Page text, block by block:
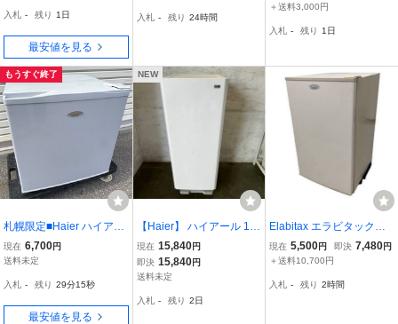
動作確認済み チェストフ
リーザー
入札 - 残り 1日
最安値を見る
作保証 家庭用 清掃済み
入札 - 残り 24時間
業務用 縦型 セカンド冷凍
＋送料3,000円
入札 - 残り 1日
もうすぐ終了
札幌限定■Haier ハイアー
ル 冷凍庫 JF-U40A 冷凍
ストッカー 前開き式 38L
現在 6,700円
送料未定
入札 - 残り 29分14秒
最安値を見る
NEW
【Haier】 ハイアール 1ド
ア 電気冷凍庫 JF-NUF13
2G 2018年製 132L ホワ
イト キッチン家電 生活家
現在 15,840円
即決 15,840円
送料未定
入札 - 残り 2日
Elabitax エラビタックス
ECF-103 100L 4段引き出
し 冷凍庫 中古 楽Z11425
現在 5,500円 即決 7,480円
＋送料10,700円
入札 - 残り 2時間